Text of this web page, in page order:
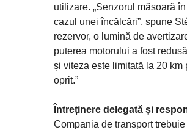
utilizare. „Senzorul măsoară
cazul unei încălcări”, spune
rezervor, o lumină de
puterea motorului a fost
și viteza este limitată la 20
oprit.”
Întreținere delegată și
Compania de transport